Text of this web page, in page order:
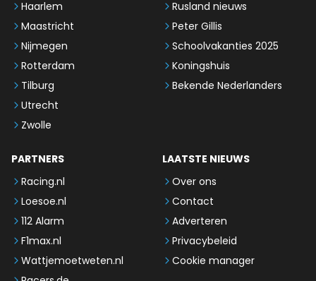
Haarlem
Maastricht
Nijmegen
Rotterdam
Tilburg
Utrecht
Zwolle
Rusland nieuws
Peter Gillis
Schoolvakanties 2025
Koningshuis
Bekende Nederlanders
PARTNERS
Racing.nl
Loesoe.nl
112 Alarm
F1max.nl
Wattjemoetweten.nl
LAATSTE NIEUWS
Over ons
Contact
Adverteren
Privacybeleid
Cookie manager